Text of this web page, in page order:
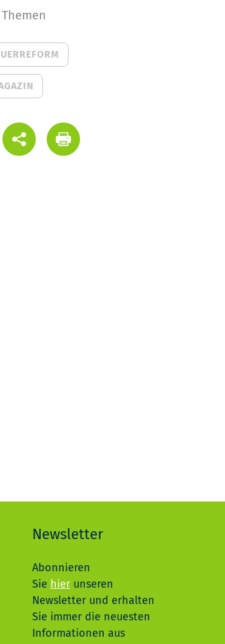
Newsletter
Abonnieren
Sie hier unseren
Newsletter und erhalten
Sie immer die neuesten
Informationen aus